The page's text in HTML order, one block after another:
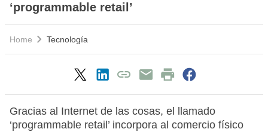
‘programmable retail’
Home Tecnología
Gracias al Internet de las cosas, el llamado
‘programmable retail’ incorpora al comercio físico